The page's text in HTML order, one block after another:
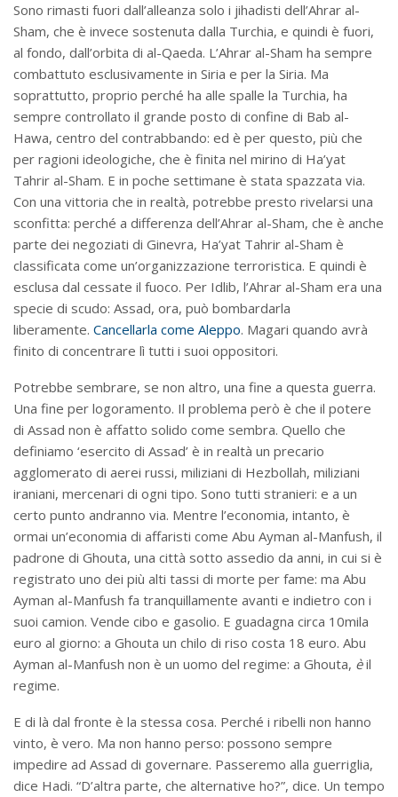
Sono rimasti fuori dall’alleanza solo i jihadisti dell’Ahrar al-
Sham, che è invece sostenuta dalla Turchia, e quindi è fuori,
al fondo, dall’orbita di al-Qaeda. L’Ahrar al-Sham ha sempre
combattuto esclusivamente in Siria e per la Siria. Ma
soprattutto, proprio perché ha alle spalle la Turchia, ha
sempre controllato il grande posto di confine di Bab al-
Hawa, centro del contrabbando: ed è per questo, più che
per ragioni ideologiche, che è finita nel mirino di Ha’yat
Tahrir al-Sham. E in poche settimane è stata spazzata via.
Con una vittoria che in realtà, potrebbe presto rivelarsi una
sconfitta: perché a differenza dell’Ahrar al-Sham, che è anche
parte dei negoziati di Ginevra, Ha’yat Tahrir al-Sham è
classificata come un’organizzazione terroristica. E quindi è
esclusa dal cessate il fuoco. Per Idlib, l’Ahrar al-Sham era una
specie di scudo: Assad, ora, può bombardarla
liberamente. Cancellarla come Aleppo. Magari quando avrà
finito di concentrare lì tutti i suoi oppositori.
Potrebbe sembrare, se non altro, una fine a questa guerra.
Una fine per logoramento. Il problema però è che il potere
di Assad non è affatto solido come sembra. Quello che
definiamo ‘esercito di Assad’ è in realtà un precario
agglomerato di aerei russi, miliziani di Hezbollah, miliziani
iraniani, mercenari di ogni tipo. Sono tutti stranieri: e a un
certo punto andranno via. Mentre l’economia, intanto, è
ormai un’economia di affaristi come Abu Ayman al-Manfush, il
padrone di Ghouta, una città sotto assedio da anni, in cui si è
registrato uno dei più alti tassi di morte per fame: ma Abu
Ayman al-Manfush fa tranquillamente avanti e indietro con i
suoi camion. Vende cibo e gasolio. E guadagna circa 10mila
euro al giorno: a Ghouta un chilo di riso costa 18 euro. Abu
Ayman al-Manfush non è un uomo del regime: a Ghouta, èil
regime.
E di là dal fronte è la stessa cosa. Perché i ribelli non hanno
vinto, è vero. Ma non hanno perso: possono sempre
impedire ad Assad di governare. Passeremo alla guerriglia,
dice Hadi. “D’altra parte, che alternative ho?”, dice. Un tempo